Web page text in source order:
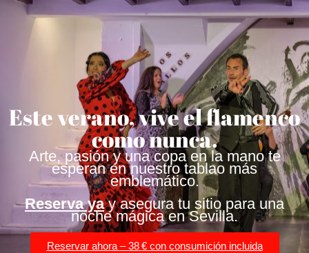
Este verano, vive el flamenco
como nunca.
Arte, pasión y una copa en la mano te
esperan en nuestro tablao más
emblemático.
Reserva yay asegura tu sitio para una
noche mágica en Sevilla.
Reservar ahora – 38 € con consumición incluida